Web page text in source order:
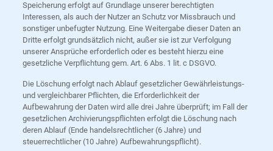
Speicherung erfolgt auf Grundlage unserer berechtigten
Interessen, als auch der Nutzer an Schutz vor Missbrauch und
sonstiger unbefugter Nutzung. Eine Weitergabe dieser Daten an
Dritte erfolgt grundsätzlich nicht, außer sie ist zur Verfolgung
unserer Ansprüche erforderlich oder es besteht hierzu eine
gesetzliche Verpflichtung gem. Art. 6 Abs. 1 lit. c DSGVO.
Die Löschung erfolgt nach Ablauf gesetzlicher Gewährleistungs-
und vergleichbarer Pflichten, die Erforderlichkeit der
Aufbewahrung der Daten wird alle drei Jahre überprüft; im Fall der
gesetzlichen Archivierungspflichten erfolgt die Löschung nach
deren Ablauf (Ende handelsrechtlicher (6 Jahre) und
steuerrechtlicher (10 Jahre) Aufbewahrungspflicht).